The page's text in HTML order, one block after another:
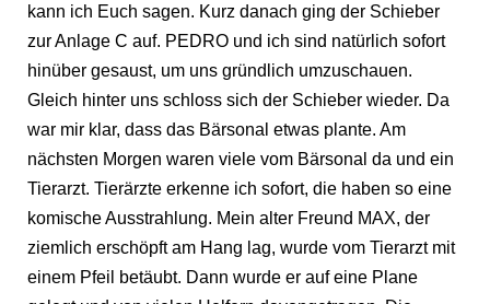
kann ich Euch sagen. Kurz danach ging der Schieber
zur Anlage C auf. PEDRO und ich sind natürlich sofort
hinüber gesaust, um uns gründlich umzuschauen.
Gleich hinter uns schloss sich der Schieber wieder. Da
war mir klar, dass das Bärsonal etwas plante. Am
nächsten Morgen waren viele vom Bärsonal da und ein
Tierarzt. Tierärzte erkenne ich sofort, die haben so eine
komische Ausstrahlung. Mein alter Freund MAX, der
ziemlich erschöpft am Hang lag, wurde vom Tierarzt mit
einem Pfeil betäubt. Dann wurde er auf eine Plane